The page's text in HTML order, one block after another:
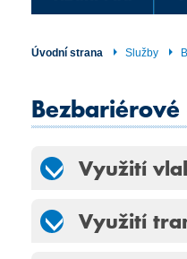
Úvodní strana Služby
Využití
Využití